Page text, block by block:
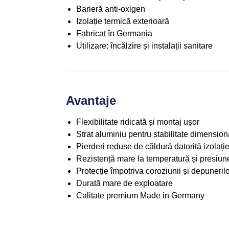
Barieră anti-oxigen
Izolație termică exterioară
Fabricat în Germania
Utilizare: încălzire și instalații sanitare
Avantaje
Flexibilitate ridicată și montaj ușor
Strat aluminiu pentru stabilitate
Pierderi reduse de căldură datorită
Rezistență mare la temperatură și
Protecție împotriva coroziunii și
Durată mare de exploatare
Calitate premium Made in Germany